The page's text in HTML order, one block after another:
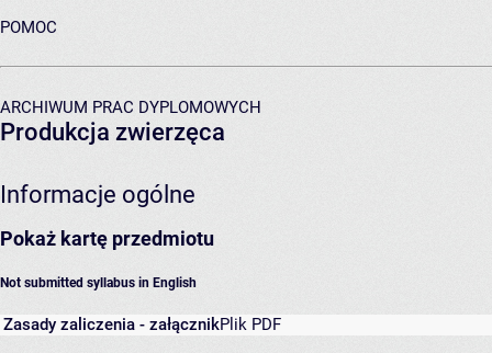
POMOC
ARCHIWUM PRAC DYPLOMOWYCH
Produkcja zwierzęca
Informacje ogólne
Pokaż kartę przedmiotu
Not submitted syllabus in English
Zasady zaliczenia - załącznikPlik PDF